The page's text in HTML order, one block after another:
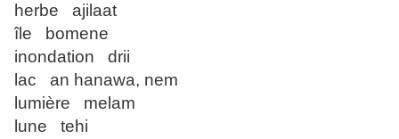
herbe ajilaat
île bomene
inondation drii
lac an hanawa, nem
lumière melam
lune tehi